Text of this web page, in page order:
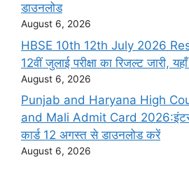
डाउनलोड
August 6, 2026
HBSE 10th 12th July 2026
12वीं जुलाई परीक्षा का रिजल्ट जारी,
August 6, 2026
Punjab and Haryana High
and Mali Admit Card
कार्ड 12 अगस्त से डाउनलोड करें
August 6, 2026